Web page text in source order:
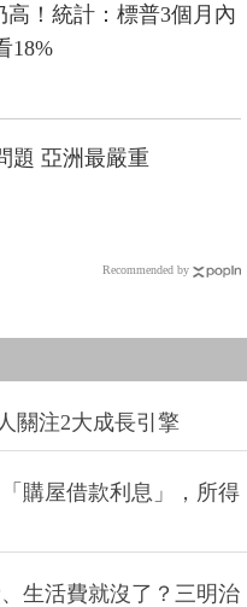
高！統計：標普3個月內
18%
題 亞洲最嚴重
Recommended by
關注2大成長引擎
購屋借款利息」，所得
生活費就沒了？三明治